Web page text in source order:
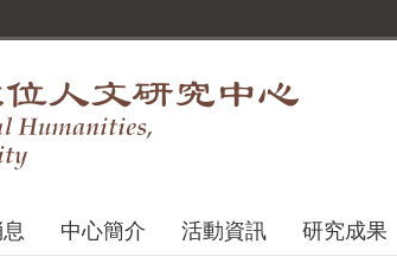
中心簡介 活動資訊 研究成果